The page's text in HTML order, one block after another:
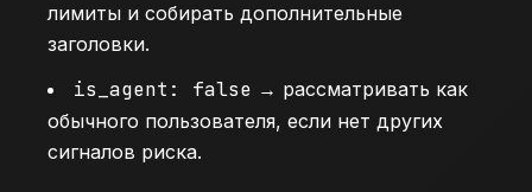
лимиты и собирать дополнительные
заголовки.
is_agent: false → рассматривать как
обычного пользователя, если нет других
сигналов риска.